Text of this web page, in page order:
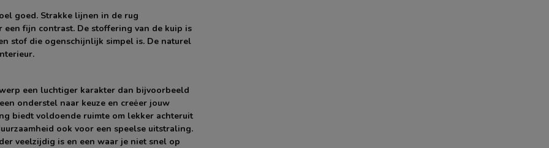
goed. Strakke lijnen in de rug
fijn contrast. De stoffering van de kuip is
stof die ogenschijnlijk simpel is. De naturel
een luchtiger karakter dan bijvoorbeeld
onderstel naar keuze en creėer jouw
biedt voldoende ruimte om lekker achteruit
ook voor een speelse uitstraling.
veelzijdig is en een waar je niet snel op